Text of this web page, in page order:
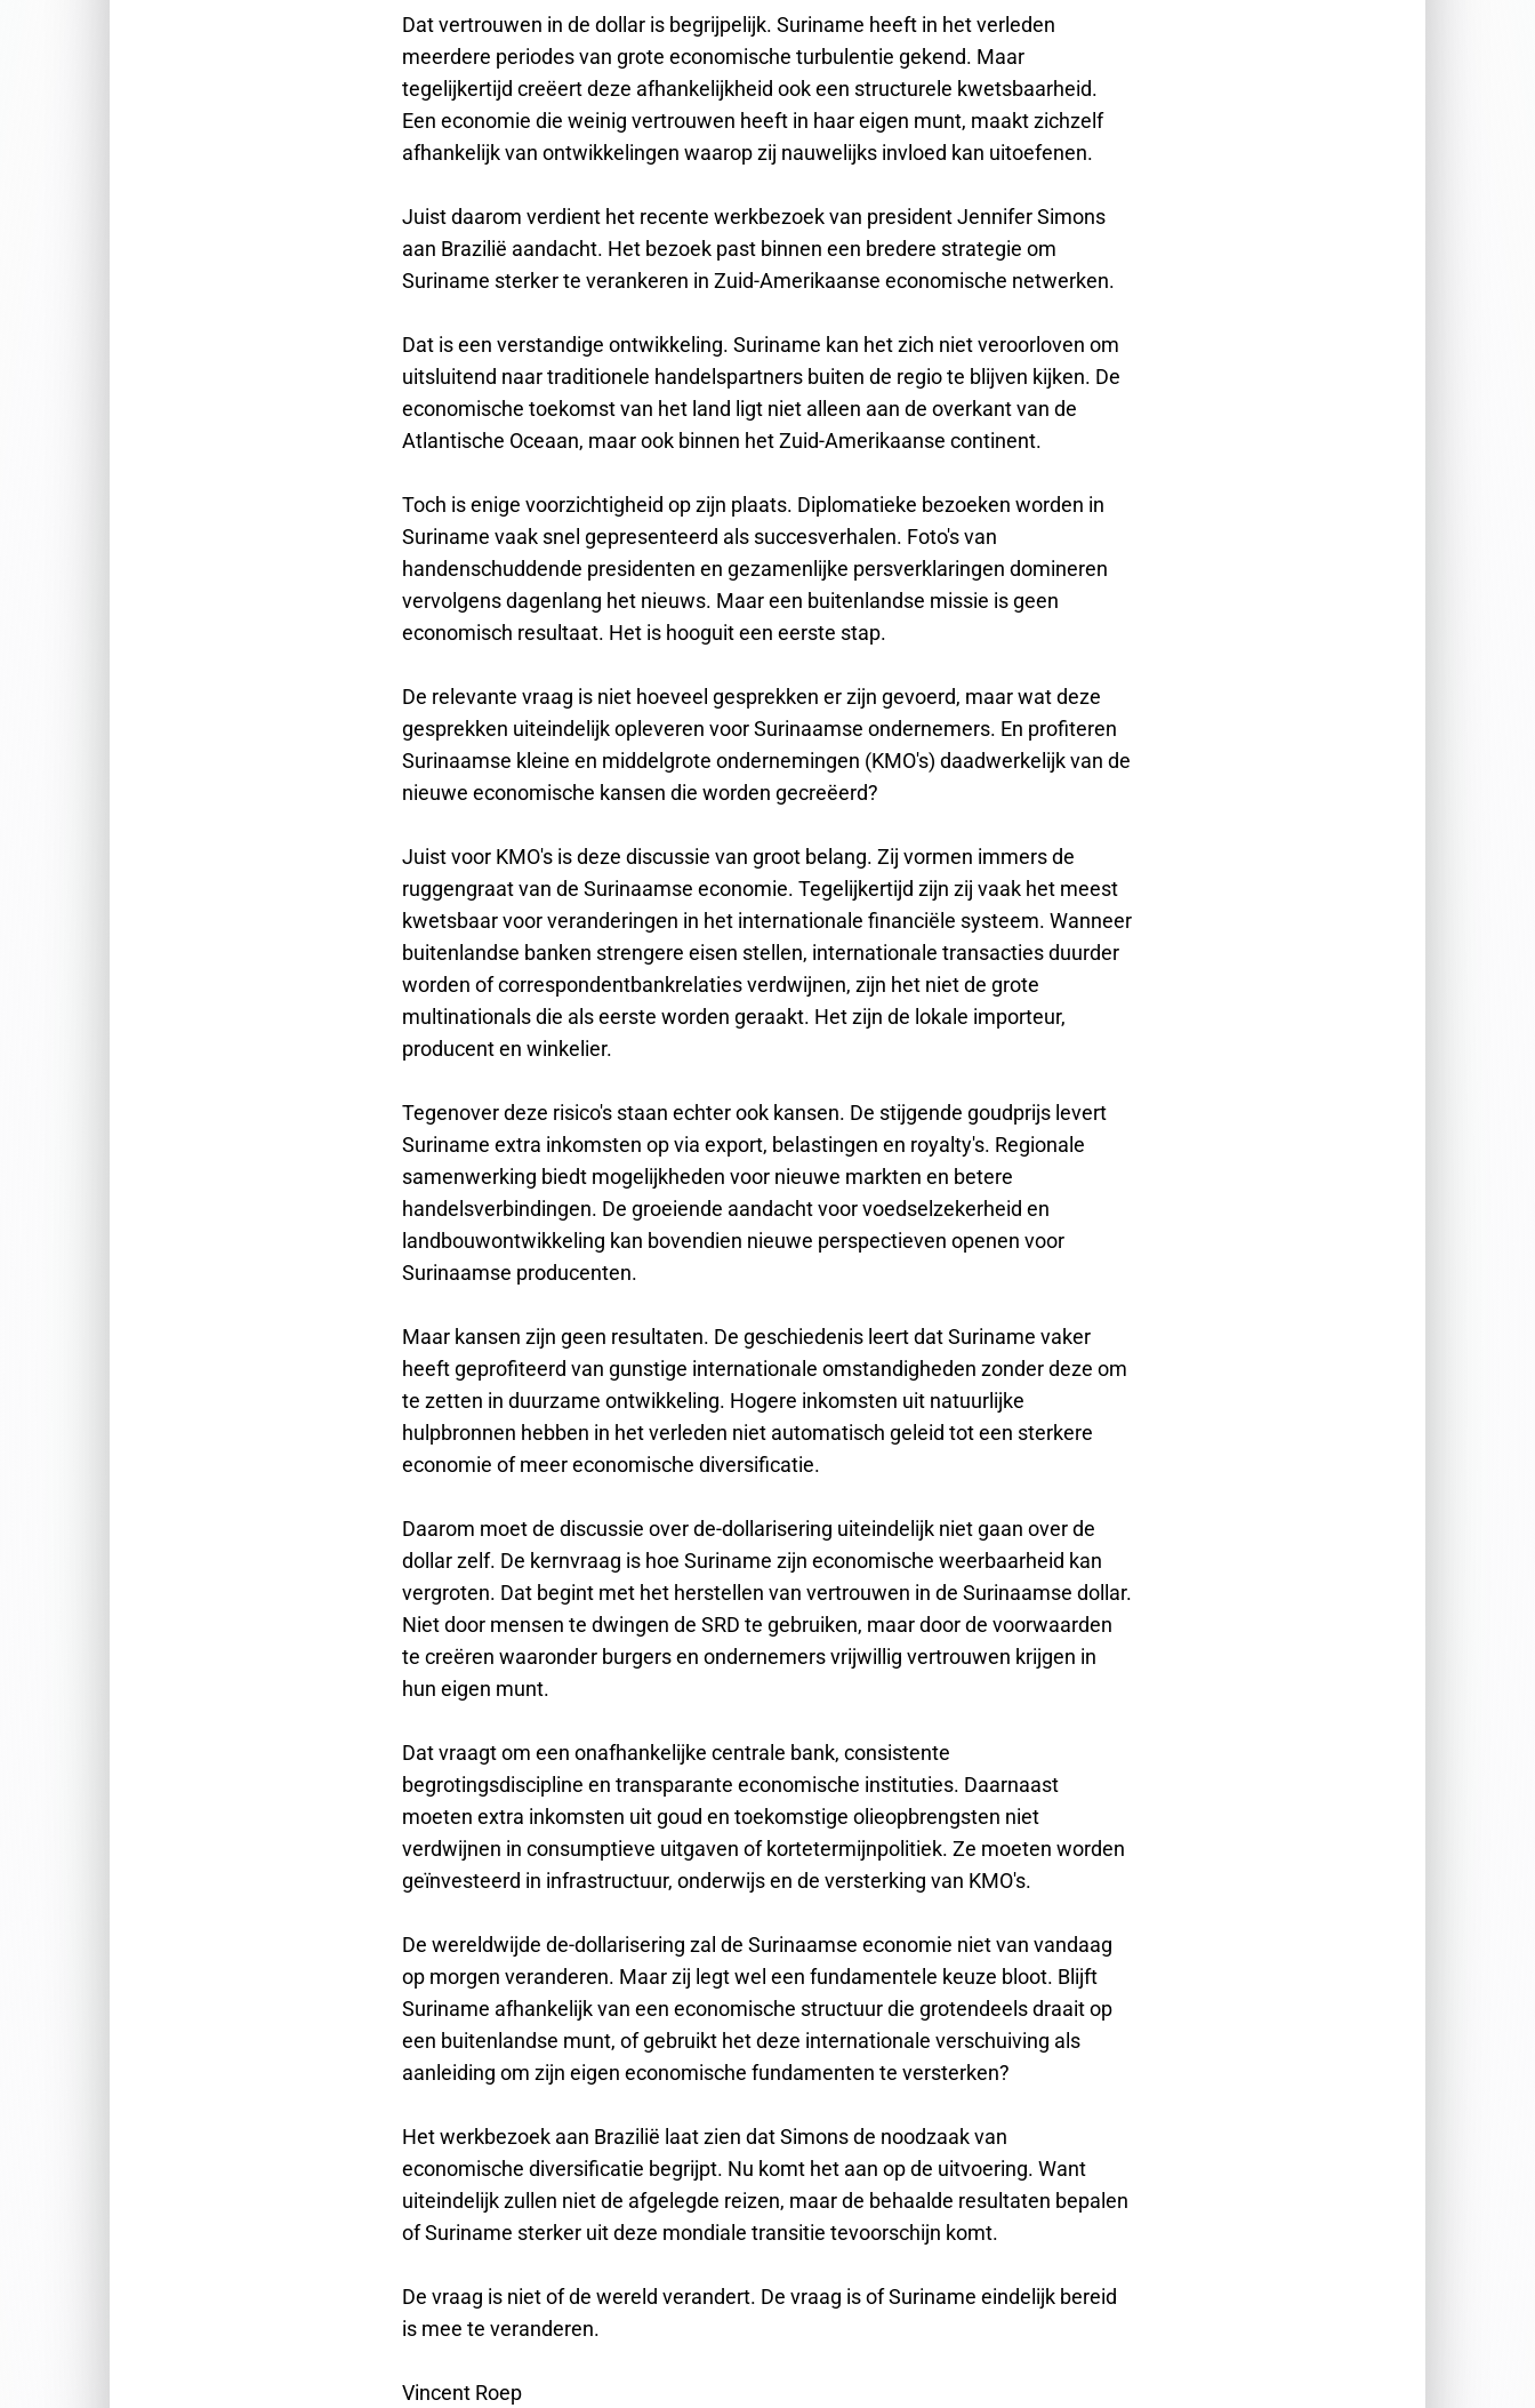
Dat vertrouwen in de dollar is begrijpelijk. Suriname heeft in het verleden
meerdere periodes van grote economische turbulentie gekend. Maar
tegelijkertijd creëert deze afhankelijkheid ook een structurele kwetsbaarheid.
Een economie die weinig vertrouwen heeft in haar eigen munt, maakt zichzelf
afhankelijk van ontwikkelingen waarop zij nauwelijks invloed kan uitoefenen.
Juist daarom verdient het recente werkbezoek van president Jennifer Simons
aan Brazilië aandacht. Het bezoek past binnen een bredere strategie om
Suriname sterker te verankeren in Zuid-Amerikaanse economische netwerken.
Dat is een verstandige ontwikkeling. Suriname kan het zich niet veroorloven om
uitsluitend naar traditionele handelspartners buiten de regio te blijven kijken. De
economische toekomst van het land ligt niet alleen aan de overkant van de
Atlantische Oceaan, maar ook binnen het Zuid-Amerikaanse continent.
Toch is enige voorzichtigheid op zijn plaats. Diplomatieke bezoeken worden in
Suriname vaak snel gepresenteerd als succesverhalen. Foto's van
handenschuddende presidenten en gezamenlijke persverklaringen domineren
vervolgens dagenlang het nieuws. Maar een buitenlandse missie is geen
economisch resultaat. Het is hooguit een eerste stap.
De relevante vraag is niet hoeveel gesprekken er zijn gevoerd, maar wat deze
gesprekken uiteindelijk opleveren voor Surinaamse ondernemers. En profiteren
Surinaamse kleine en middelgrote ondernemingen (KMO's) daadwerkelijk van de
nieuwe economische kansen die worden gecreëerd?
Juist voor KMO's is deze discussie van groot belang. Zij vormen immers de
ruggengraat van de Surinaamse economie. Tegelijkertijd zijn zij vaak het meest
kwetsbaar voor veranderingen in het internationale financiële systeem. Wanneer
buitenlandse banken strengere eisen stellen, internationale transacties duurder
worden of correspondentbankrelaties verdwijnen, zijn het niet de grote
multinationals die als eerste worden geraakt. Het zijn de lokale importeur,
producent en winkelier.
Tegenover deze risico's staan echter ook kansen. De stijgende goudprijs levert
Suriname extra inkomsten op via export, belastingen en royalty's. Regionale
samenwerking biedt mogelijkheden voor nieuwe markten en betere
handelsverbindingen. De groeiende aandacht voor voedselzekerheid en
landbouwontwikkeling kan bovendien nieuwe perspectieven openen voor
Surinaamse producenten.
Maar kansen zijn geen resultaten. De geschiedenis leert dat Suriname vaker
heeft geprofiteerd van gunstige internationale omstandigheden zonder deze om
te zetten in duurzame ontwikkeling. Hogere inkomsten uit natuurlijke
hulpbronnen hebben in het verleden niet automatisch geleid tot een sterkere
economie of meer economische diversificatie.
Daarom moet de discussie over de-dollarisering uiteindelijk niet gaan over de
dollar zelf. De kernvraag is hoe Suriname zijn economische weerbaarheid kan
vergroten. Dat begint met het herstellen van vertrouwen in de Surinaamse dollar.
Niet door mensen te dwingen de SRD te gebruiken, maar door de voorwaarden
te creëren waaronder burgers en ondernemers vrijwillig vertrouwen krijgen in
hun eigen munt.
Dat vraagt om een onafhankelijke centrale bank, consistente
begrotingsdiscipline en transparante economische instituties. Daarnaast
moeten extra inkomsten uit goud en toekomstige olieopbrengsten niet
verdwijnen in consumptieve uitgaven of kortetermijnpolitiek. Ze moeten worden
geïnvesteerd in infrastructuur, onderwijs en de versterking van KMO's.
De wereldwijde de-dollarisering zal de Surinaamse economie niet van vandaag
op morgen veranderen. Maar zij legt wel een fundamentele keuze bloot. Blijft
Suriname afhankelijk van een economische structuur die grotendeels draait op
een buitenlandse munt, of gebruikt het deze internationale verschuiving als
aanleiding om zijn eigen economische fundamenten te versterken?
Het werkbezoek aan Brazilië laat zien dat Simons de noodzaak van
economische diversificatie begrijpt. Nu komt het aan op de uitvoering. Want
uiteindelijk zullen niet de afgelegde reizen, maar de behaalde resultaten bepalen
of Suriname sterker uit deze mondiale transitie tevoorschijn komt.
De vraag is niet of de wereld verandert. De vraag is of Suriname eindelijk bereid
is mee te veranderen.
Vincent Roep